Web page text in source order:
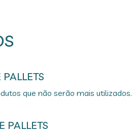
que não serão mais utilizados.
PALLETS